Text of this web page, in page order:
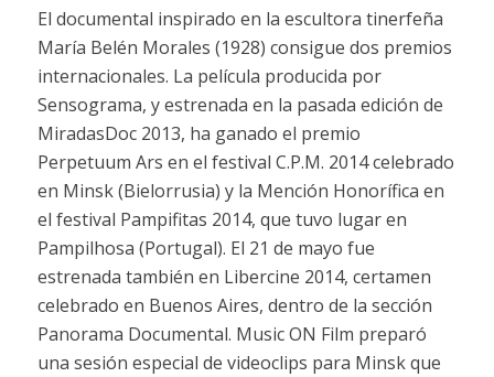
El documental inspirado en la escultora tinerfeña
María Belén Morales (1928) consigue dos premios
internacionales. La película producida por
Sensograma, y estrenada en la pasada edición de
MiradasDoc 2013, ha ganado el premio
Perpetuum Ars en el festival C.P.M. 2014 celebrado
en Minsk (Bielorrusia) y la Mención Honorífica en
el festival Pampifitas 2014, que tuvo lugar en
Pampilhosa (Portugal). El 21 de mayo fue
estrenada también en Libercine 2014, certamen
celebrado en Buenos Aires, dentro de la sección
Panorama Documental. Music ON Film preparó
una sesión especial de videoclips para Minsk que